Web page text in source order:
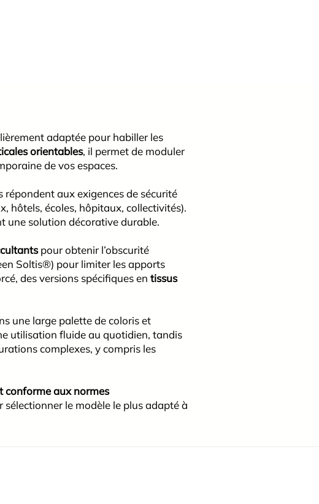
adaptée pour habiller les
orientables, il permet de moduler
de vos espaces.
répondent aux exigences de sécurité
hôtels, écoles, hôpitaux, collectivités).
une solution décorative durable.
pour obtenir l’obscurité
Soltis®) pour limiter les apports
des versions spécifiques en tissus
une large palette de coloris et
utilisation fluide au quotidien, tandis
complexes, y compris les
conforme aux normes
sélectionner le modèle le plus adapté à